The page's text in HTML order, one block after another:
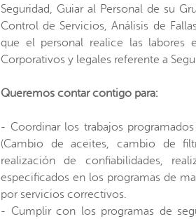
Seguridad, Guiar al Personal de su
Control de Servicios, Análisis de
que el personal realice las labores
Corporativos y legales referente a
Queremos contar contigo para:
- Coordinar los trabajos
(Cambio de aceites, cambio de
realización de confiabilidades,
especificados en los programas de
por servicios correctivos.
- Cumplir con los programas de